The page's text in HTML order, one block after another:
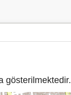
gösterilmektedir.